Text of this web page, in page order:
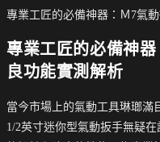
專業工匠的必備神器：Ｍ7氣
專業工匠的必備神
良功能實測解析
當今市場上的氣動工具琳瑯滿
1/2英寸迷你型氣動扳手無疑